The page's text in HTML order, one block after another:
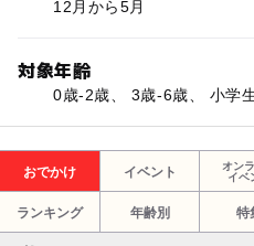
12月から5月
対象年齢
0歳-2歳、 3歳-6歳、 小学
おでかけ イベント
オン
イベ
ランキング 年齢別 特